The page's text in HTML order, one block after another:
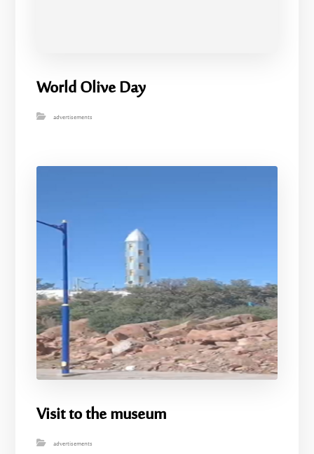
World Olive Day
advertisements
Visit to the museum
advertisements